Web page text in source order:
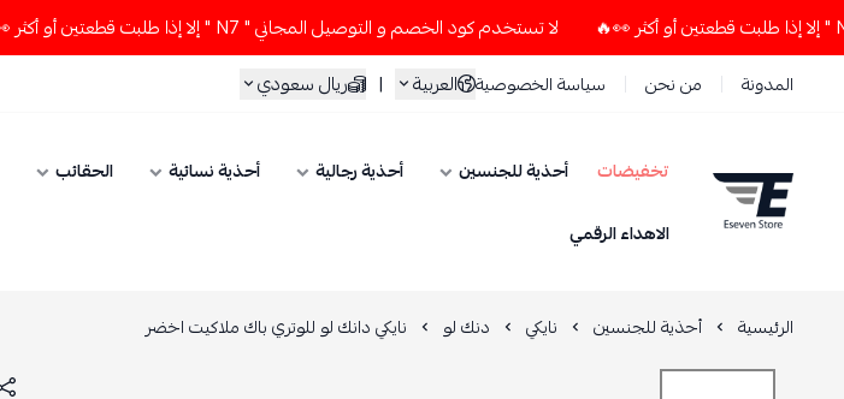
لا تستخدم كود الخصم و التوصيل المجاني " N7 " إلا إذا طلبت قطعتين أو أكثر 👀🔥
المدونة من نحن سياسة الخصوصية العربية | ريال سعودي
ESEVEN STORE
تخفيضات أحذية للجنسين أحذية رجالية أحذية نسائية الحقائب
الاهداء الرقمي
الرئيسية أحذية للجنسين نايكي دنك لو نايكي دانك لو للوتري باك ملاكيت اخضر